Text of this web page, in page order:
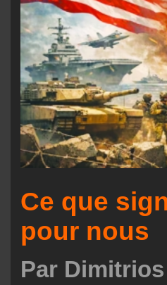
Ce que
pour nous
Par